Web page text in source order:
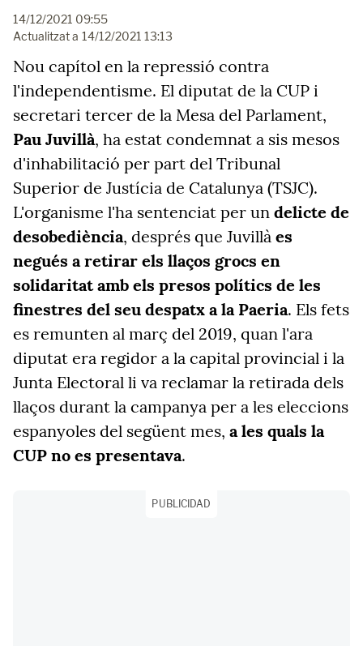
14/12/2021 09:55
Actualitzat a 14/12/2021 13:13
Nou capítol en la repressió contra
l'independentisme. El diputat de la CUP i
secretari tercer de la Mesa del Parlament,
Pau Juvillà, ha estat condemnat a sis mesos
d'inhabilitació per part del Tribunal
Superior de Justícia de Catalunya (TSJC).
L'organisme l'ha sentenciat per un delicte de
desobediència, després que Juvillà es
negués a retirar els llaços grocs en
solidaritat amb els presos polítics de les
finestres del seu despatx a la Paeria. Els fets
es remunten al març del 2019, quan l'ara
diputat era regidor a la capital provincial i la
Junta Electoral li va reclamar la retirada dels
llaços durant la campanya per a les eleccions
espanyoles del següent mes, a les quals la
CUP no es presentava.
PUBLICIDAD